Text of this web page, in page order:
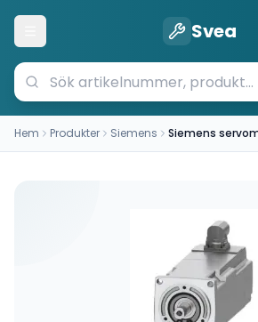
Öppna meny Svea
Hem Produkter Siemens